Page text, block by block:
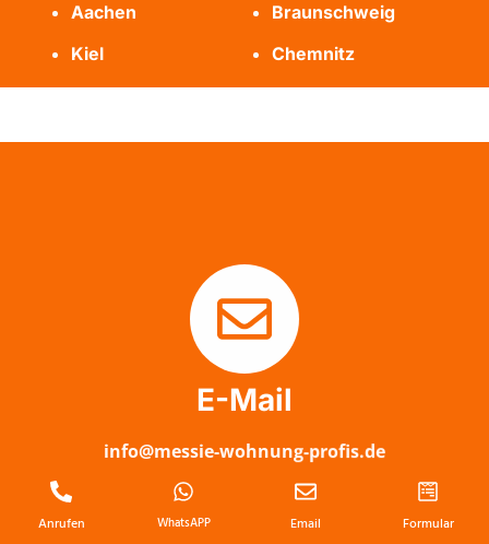
Aachen
Braunschweig
Kiel
Chemnitz
E-Mail
info@messie-wohnung-profis.de
Anrufen WhatsAPP Email Formular